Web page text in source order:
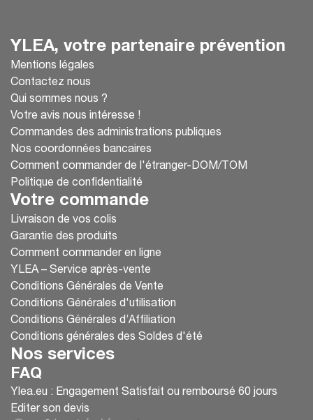
YLEA, votre partenaire prévention
Mentions légales
Contactez nous
Qui sommes nous ?
Votre avis nous intéresse !
Commandes des administrations publiques
Nos coordonnées bancaires
Comment commander de l'étranger-DOM/TOM
Politique de confidentialité
Votre commande
Livraison de vos colis
Garantie des produits
Comment commander en ligne
YLEA – Service après-vente
Conditions Générales de Vente
Conditions Générales d'utilisation
Conditions Générales d’Affiliation
Conditions générales des Soldes d'été
Nos services
FAQ
Ylea.eu : Engagement Satisfait ou remboursé 60 jours
Editer son devis